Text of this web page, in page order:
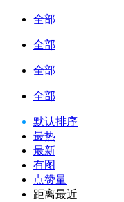
全部
全部
全部
全部
默认排序
最热
最新
有图
点赞量
距离最近